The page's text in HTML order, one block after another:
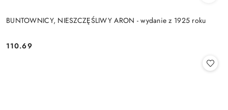
BUNTOWNICY, NIESZCZĘŚLIWY ARON - wydanie z 1925 roku
Cena:
110.69